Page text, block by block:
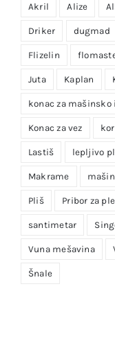
Akril Alize
Driker dugmad
Flizelin
Juta Kaplan
konac za mašinsko
Konac za vez
Lastiš lepljivo
Makrame
Pliš Pribor za
santimetar
Vuna mešavina
Šnale